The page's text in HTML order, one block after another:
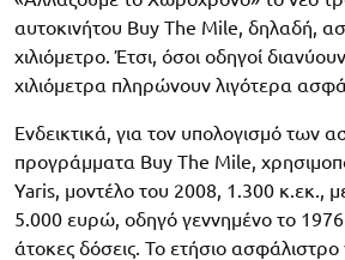
αυτοκινήτου Buy The Mile, δηλαδή,
χιλιόμετρο. Έτσι, όσοι οδηγοί
χιλιόμετρα πληρώνουν λιγότερα
Ενδεικτικά, για τον υπολογισμό των
προγράμματα Buy The Mile,
Yaris, μοντέλο του 2008, 1.300 κ.εκ.,
5.000 ευρώ, οδηγό γεννημένο το
άτοκες δόσεις. Το ετήσιο